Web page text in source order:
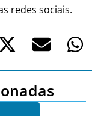
redes sociais.